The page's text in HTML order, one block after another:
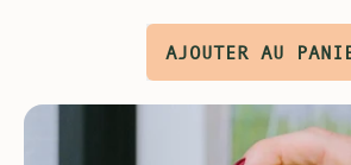
Prix normal
AJOUTER AU
Kit